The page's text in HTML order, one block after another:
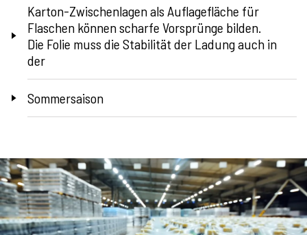
Karton-Zwischenlagen als Auflagefläche für
Flaschen können scharfe Vorsprünge bilden.
Die Folie muss die Stabilität der Ladung auch in
der
Sommersaison